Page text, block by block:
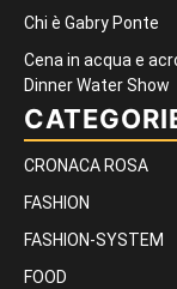
Chi è Gabry Ponte
Cena in acqua e
Dinner Water Show
CRONACA ROSA
FASHION
FASHION-SYSTEM
FOOD